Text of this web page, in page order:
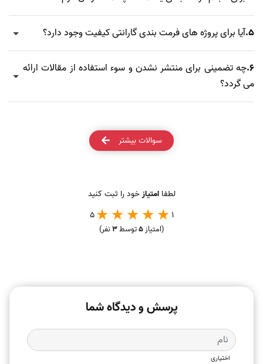
5.آیا برای پروژه های فرمت بندی گارانتی کیفیت وجود دارد؟
6.چه تضمینی برای منتشر نشدن و سوء استفاده از مقالات ارائه
می گردد؟
سوالات بیشتر
لطفاامتیازخود را ثبت کنید
1
5
(امتیاز5توسط3نفر)
پرسش و دیدگاه شما
اختیاری